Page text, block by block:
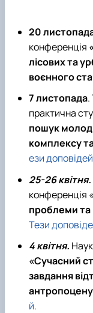
20
конференція
лісових та
воєнного
7 листопада.
практична
пошук
комплексу
ези доповідей
25-26 квітня.
конференція «
проблеми та
Тези
4 квітня.
«Сучасний
завдання
й.